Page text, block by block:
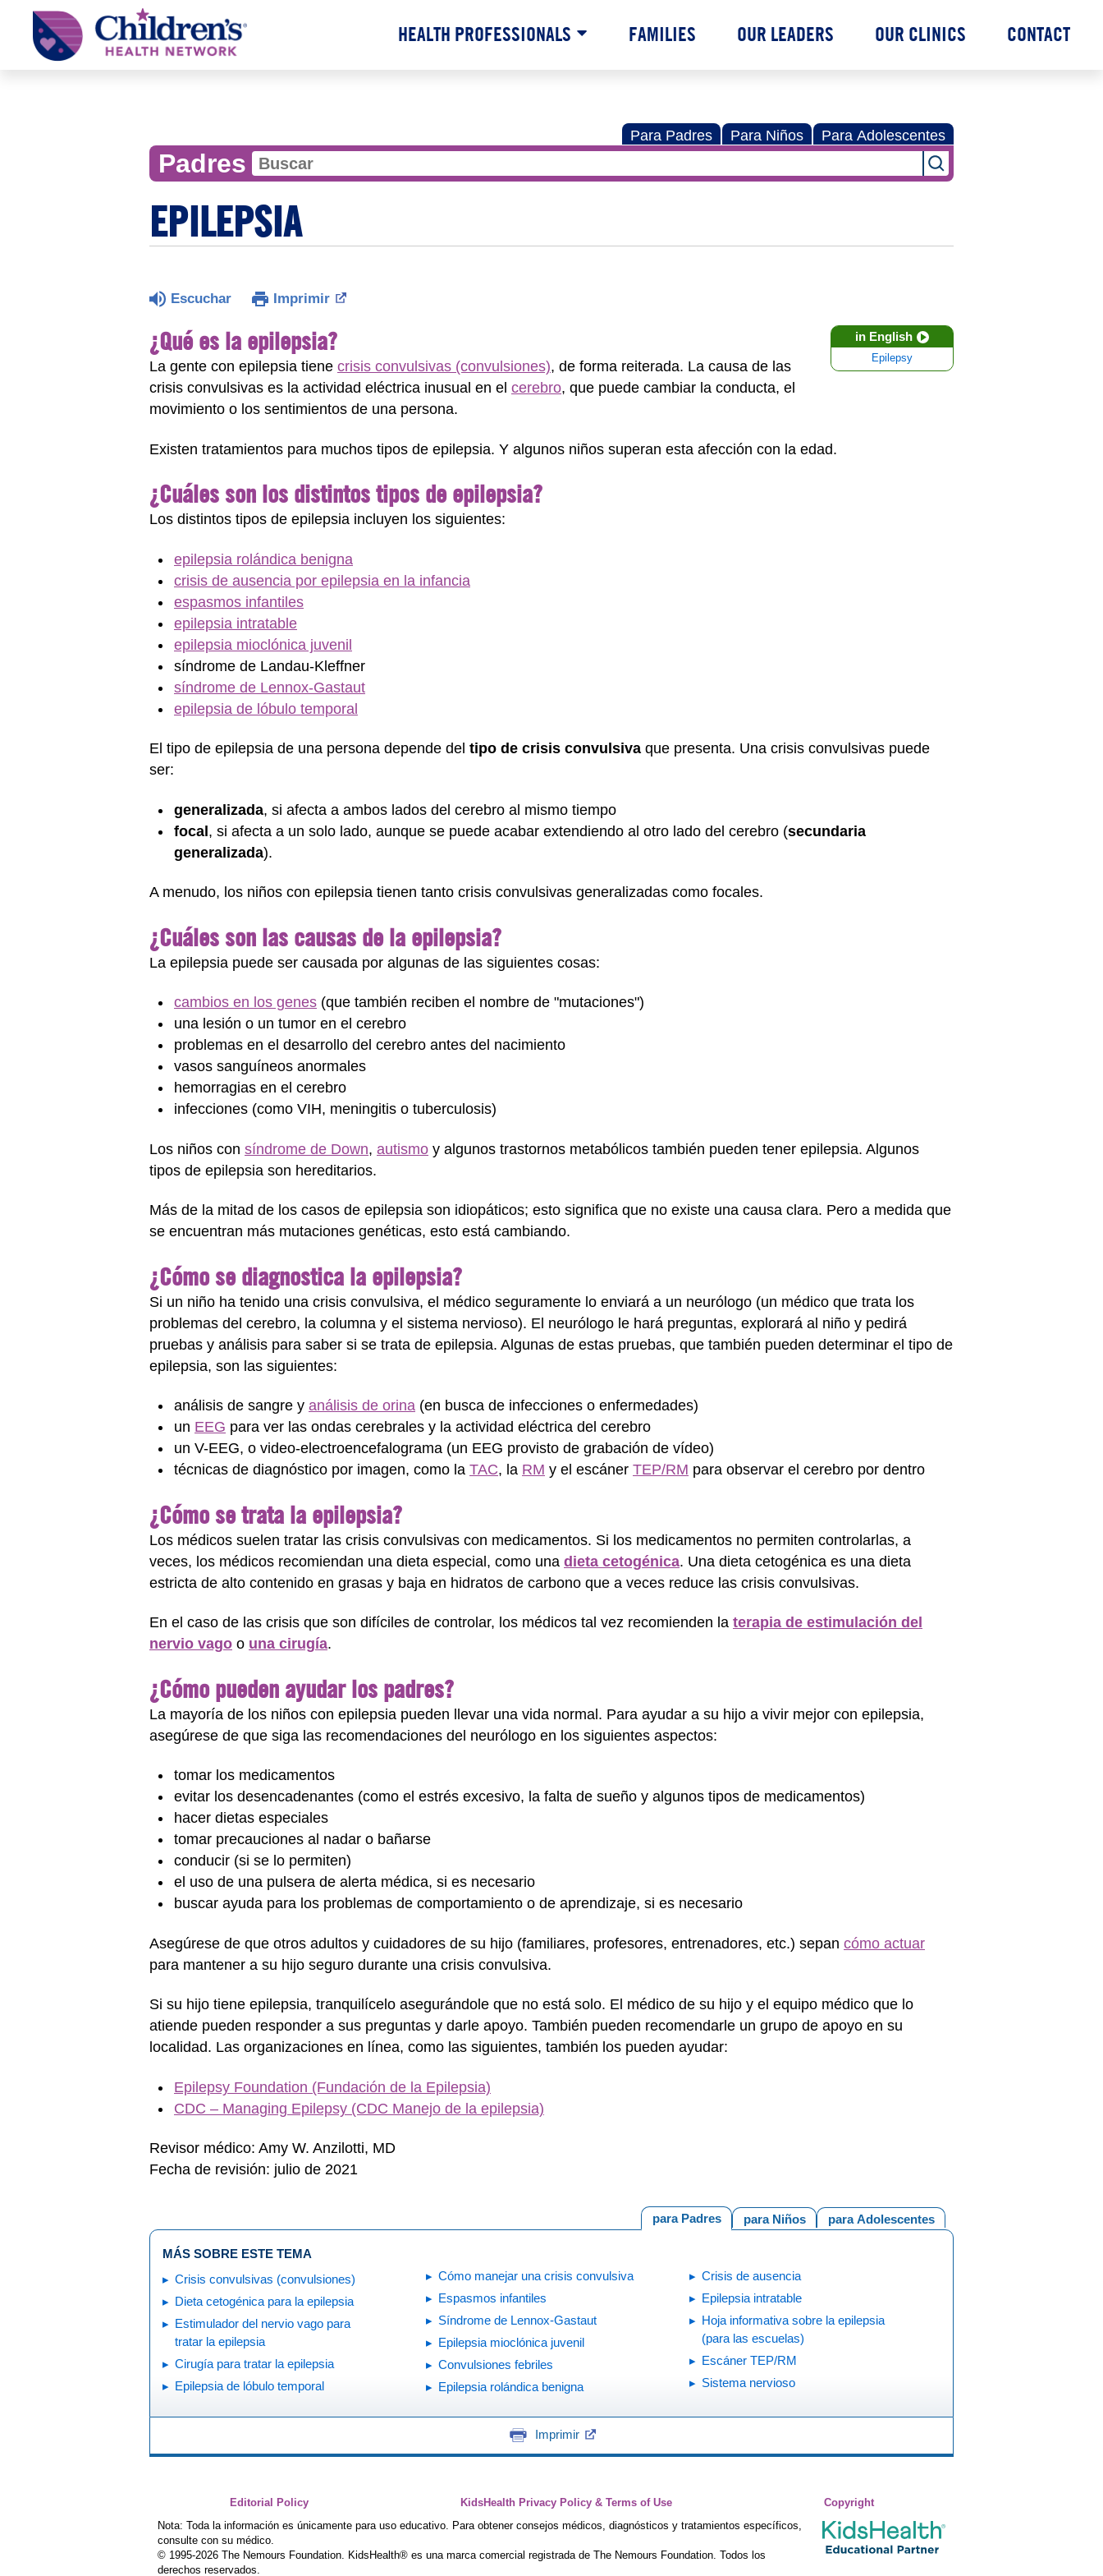
Children's
Health
Network
HEALTH PROFESSIONALS FAMILIES OUR LEADERS OUR CLINICS CONTACT
Para Padres Para Niños Para Adolescentes
Padres
EPILEPSIA
Escuchar Imprimir
in English
Epilepsy
¿Qué es la epilepsia?
La gente con epilepsia tiene crisis convulsivas (convulsiones), de forma reiterada. La causa de las
crisis convulsivas es la actividad eléctrica inusual en el cerebro, que puede cambiar la conducta, el
movimiento o los sentimientos de una persona.
Existen tratamientos para muchos tipos de epilepsia. Y algunos niños superan esta afección con la edad.
¿Cuáles son los distintos tipos de epilepsia?
Los distintos tipos de epilepsia incluyen los siguientes:
epilepsia rolándica benigna
crisis de ausencia por epilepsia en la infancia
espasmos infantiles
epilepsia intratable
epilepsia mioclónica juvenil
síndrome de Landau-Kleffner
síndrome de Lennox-Gastaut
epilepsia de lóbulo temporal
El tipo de epilepsia de una persona depende del tipo de crisis convulsiva que presenta. Una crisis convulsivas puede
ser:
generalizada, si afecta a ambos lados del cerebro al mismo tiempo
focal, si afecta a un solo lado, aunque se puede acabar extendiendo al otro lado del cerebro (secundaria
generalizada).
A menudo, los niños con epilepsia tienen tanto crisis convulsivas generalizadas como focales.
¿Cuáles son las causas de la epilepsia?
La epilepsia puede ser causada por algunas de las siguientes cosas:
cambios en los genes (que también reciben el nombre de "mutaciones")
una lesión o un tumor en el cerebro
problemas en el desarrollo del cerebro antes del nacimiento
vasos sanguíneos anormales
hemorragias en el cerebro
infecciones (como VIH, meningitis o tuberculosis)
Los niños con síndrome de Down, autismo y algunos trastornos metabólicos también pueden tener epilepsia. Algunos
tipos de epilepsia son hereditarios.
Más de la mitad de los casos de epilepsia son idiopáticos; esto significa que no existe una causa clara. Pero a medida que
se encuentran más mutaciones genéticas, esto está cambiando.
¿Cómo se diagnostica la epilepsia?
Si un niño ha tenido una crisis convulsiva, el médico seguramente lo enviará a un neurólogo (un médico que trata los
problemas del cerebro, la columna y el sistema nervioso). El neurólogo le hará preguntas, explorará al niño y pedirá
pruebas y análisis para saber si se trata de epilepsia. Algunas de estas pruebas, que también pueden determinar el tipo de
epilepsia, son las siguientes:
análisis de sangre y análisis de orina (en busca de infecciones o enfermedades)
un EEG para ver las ondas cerebrales y la actividad eléctrica del cerebro
un V-EEG, o video-electroencefalograma (un EEG provisto de grabación de vídeo)
técnicas de diagnóstico por imagen, como la TAC, la RM y el escáner TEP/RM para observar el cerebro por dentro
¿Cómo se trata la epilepsia?
Los médicos suelen tratar las crisis convulsivas con medicamentos. Si los medicamentos no permiten controlarlas, a
veces, los médicos recomiendan una dieta especial, como una dieta cetogénica. Una dieta cetogénica es una dieta
estricta de alto contenido en grasas y baja en hidratos de carbono que a veces reduce las crisis convulsivas.
En el caso de las crisis que son difíciles de controlar, los médicos tal vez recomienden la terapia de estimulación del
nervio vago o una cirugía.
¿Cómo pueden ayudar los padres?
La mayoría de los niños con epilepsia pueden llevar una vida normal. Para ayudar a su hijo a vivir mejor con epilepsia,
asegúrese de que siga las recomendaciones del neurólogo en los siguientes aspectos:
tomar los medicamentos
evitar los desencadenantes (como el estrés excesivo, la falta de sueño y algunos tipos de medicamentos)
hacer dietas especiales
tomar precauciones al nadar o bañarse
conducir (si se lo permiten)
el uso de una pulsera de alerta médica, si es necesario
buscar ayuda para los problemas de comportamiento o de aprendizaje, si es necesario
Asegúrese de que otros adultos y cuidadores de su hijo (familiares, profesores, entrenadores, etc.) sepan cómo actuar
para mantener a su hijo seguro durante una crisis convulsiva.
Si su hijo tiene epilepsia, tranquilícelo asegurándole que no está solo. El médico de su hijo y el equipo médico que lo
atiende pueden responder a sus preguntas y darle apoyo. También pueden recomendarle un grupo de apoyo en su
localidad. Las organizaciones en línea, como las siguientes, también los pueden ayudar:
Epilepsy Foundation (Fundación de la Epilepsia)
CDC – Managing Epilepsy (CDC Manejo de la epilepsia)
Revisor médico: Amy W. Anzilotti, MD
Fecha de revisión: julio de 2021
para Adolescentes
para Niños
para Padres
MÁS SOBRE ESTE TEMA
Crisis convulsivas (convulsiones)
Dieta cetogénica para la epilepsia
Estimulador del nervio vago para
tratar la epilepsia
Cirugía para tratar la epilepsia
Epilepsia de lóbulo temporal
Cómo manejar una crisis convulsiva
Espasmos infantiles
Síndrome de Lennox-Gastaut
Epilepsia mioclónica juvenil
Convulsiones febriles
Epilepsia rolándica benigna
Crisis de ausencia
Epilepsia intratable
Hoja informativa sobre la epilepsia
(para las escuelas)
Escáner TEP/RM
Sistema nervioso
Imprimir
Editorial Policy KidsHealth Privacy Policy & Terms of Use
Copyright
Nota: Toda la información es únicamente para uso educativo. Para obtener consejos médicos, diagnósticos y tratamientos específicos,
consulte con su médico.
© 1995-2026 The Nemours Foundation. KidsHealth® es una marca comercial registrada de The Nemours Foundation. Todos los
derechos reservados.